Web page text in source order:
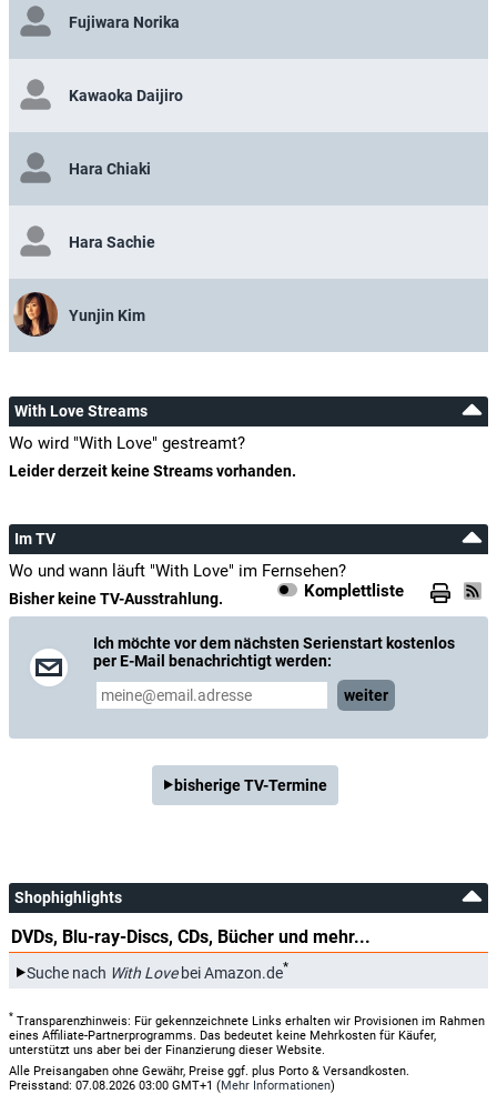
Fujiwara Norika
Kawaoka Daijiro
Hara Chiaki
Hara Sachie
Yunjin Kim
With Love Streams
Wo wird "With Love" gestreamt?
Leider derzeit keine Streams vorhanden.
Im TV
Wo und wann läuft "With Love" im Fernsehen?
Komplettliste
Bisher keine TV-Ausstrahlung.
Ich möchte vor dem nächsten Serienstart kostenlos
per E-Mail benachrichtigt werden:
weiter
bisherige TV-Termine
Shophighlights
DVDs, Blu-ray-Discs, CDs, Bücher und mehr...
Suche nach With Lovebei Amazon.de*
* Transparenzhinweis: Für gekennzeichnete Links erhalten wir Provisionen im Rahmen
eines Affiliate-Partnerprogramms. Das bedeutet keine Mehrkosten für Käufer,
unterstützt uns aber bei der Finanzierung dieser Website.
Alle Preisangaben ohne Gewähr, Preise ggf. plus Porto & Versandkosten.
Preisstand: 07.08.2026 03:00 GMT+1 (Mehr Informationen)